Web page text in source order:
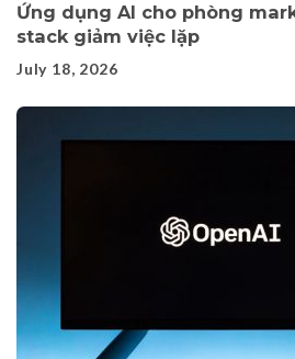
Ứng dụng AI cho phòng
stack giảm việc lặp
July 18, 2026